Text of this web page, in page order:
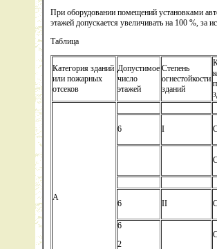
При оборудовании помещений установками
этажей допускается увеличивать на 100 %, за
Таблица
Категория зданий
или пожарных
отсеков
Допустимое
число
этажей
Степень
огнестойкости
зданий
A
6 I
6 II
6
2